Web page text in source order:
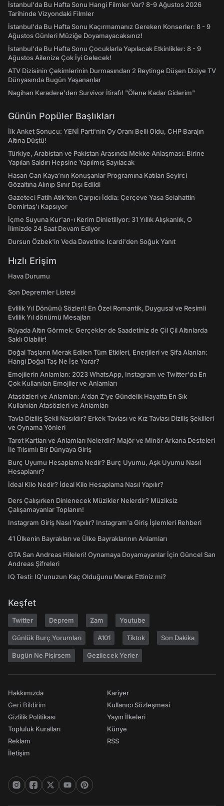
İstanbul'da Bu Hafta Sonu Hangi Filmler Var? 8-9 Ağustos 2026
Tarihinde Vizyondaki Filmler
İstanbul'da Bu Hafta Sonu Kaçırmamanız Gereken Konserler: 8 - 9
Ağustos Günleri Müziğe Doyamayacaksınız!
İstanbul'da Bu Hafta Sonu Çocuklarla Yapılacak Etkinlikler: 8 - 9
Ağustos Ailenize Çok İyi Gelecek!
ATV Dizisinin Çekimlerinin Durmasından 2 Reytinge Düşen Diziye TV
Dünyasında Bugün Yaşananlar
Nagihan Karadere'den Survivor İtirafı! "Ölene Kadar Giderim"
Günün Popüler Başlıkları
İlk Anket Sonucu: YENİ Parti'nin Oy Oranı Belli Oldu, CHP Barajın
Altına Düştü!
Türkiye, Arabistan ve Pakistan Arasında Mekke Anlaşması: Birine
Yapılan Saldırı Hepsine Yapılmış Sayılacak
Hasan Can Kaya’nın Konuşanlar Programına Katılan Seyirci
Gözaltına Alınıp Sınır Dışı Edildi
Gazeteci Fatih Atik'ten Çarpıcı İddia: Çerçeve Yasa Selahattin
Demirtaş'ı Kapsıyor
İçme Suyuna Kur'an-ı Kerim Dinletiliyor: 31 Yıllık Alışkanlık, O
İlimizde 24 Saat Devam Ediyor
Dursun Özbek'in Veda Davetine Icardi'den Soğuk Yanıt
Hızlı Erişim
Hava Durumu
Son Depremler Listesi
Evlilik Yıl Dönümü Sözleri! En Özel Romantik, Duygusal ve Resimli
Evlilik Yıl dönümü Mesajları
Rüyada Altın Görmek: Gerçekler de Saadetiniz de Çil Çil Altınlarda
Saklı Olabilir!
Doğal Taşların Merak Edilen Tüm Etkileri, Enerjileri ve Şifa Alanları:
Hangi Doğal Taş Ne İşe Yarar?
Emojilerin Anlamları: 2023 WhatsApp, Instagram ve Twitter'da En
Çok Kullanılan Emojiler ve Anlamları
Atasözleri ve Anlamları: A'dan Z'ye Gündelik Hayatta En Sık
Kullanılan Atasözleri ve Anlamları
Tavla Diziliş Şekli Nasıldır? Erkek Tavlası ve Kız Tavlası Diziliş Şekilleri
ve Oynama Yönleri
Tarot Kartları ve Anlamları Nelerdir? Majör ve Minör Arkana Desteleri
İle Tılsımlı Bir Dünyaya Giriş
Burç Uyumu Hesaplama Nedir? Burç Uyumu, Aşk Uyumu Nasıl
Hesaplanır?
İdeal Kilo Nedir? İdeal Kilo Hesaplama Nasıl Yapılır?
Ders Çalışırken Dinlenecek Müzikler Nelerdir? Müziksiz
Çalışamayanlar Toplanın!
Instagram Giriş Nasıl Yapılır? Instagram'a Giriş İşlemleri Rehberi
41 Ülkenin Bayrakları ve Ülke Bayraklarının Anlamları
GTA San Andreas Hileleri! Oynamaya Doyamayanlar İçin Güncel San
Andreas Şifreleri
IQ Testi: IQ'unuzun Kaç Olduğunu Merak Ettiniz mi?
Keşfet
Twitter Deprem Zam Youtube
Günlük Burç Yorumları A101 Tiktok Son Dakika
Bugün Ne Pişirsem Gezilecek Yerler
Hakkımızda
Geri Bildirim
Gizlilik Politikası
Topluluk Kuralları
Reklam
İletişim
Kariyer
Kullanıcı Sözleşmesi
Yayın İlkeleri
Künye
RSS